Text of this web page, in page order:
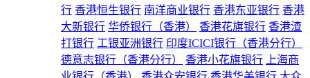
行 香港恒生银行 南洋商业银行 香港东亚银行 香港
大新银行 华侨银行（香港） 香港花旗银行 香港渣
打银行 工银亚洲银行 印度ICICI银行（香港分行）
德意志银行（香港分行）
香港小花旗银行
上海商